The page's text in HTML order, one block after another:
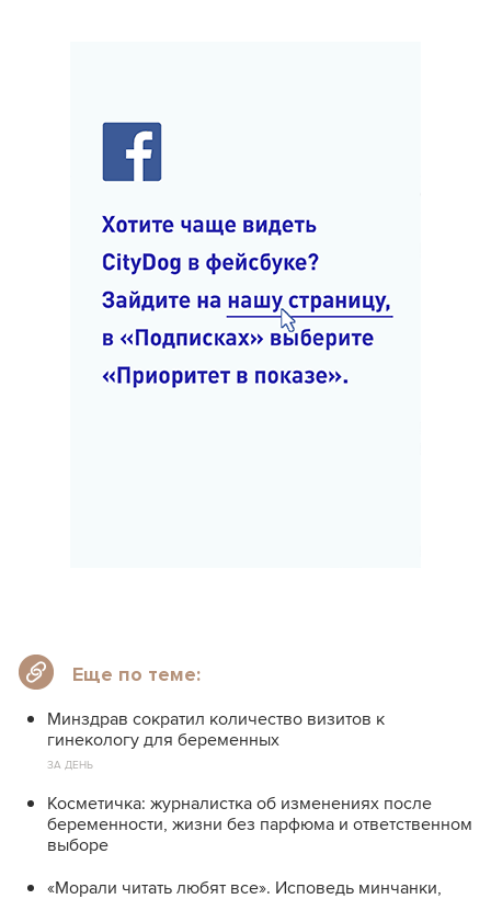
Еще по теме:
Минздрав сократил количество визитов к
гинекологу для беременных
ЗА ДЕНЬ
Косметичка: журналистка об изменениях после
беременности, жизни без парфюма и ответственном
выборе
«Морали читать любят все». Исповедь минчанки,